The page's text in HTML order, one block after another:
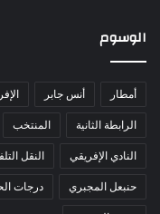
الوسوم
أمطار أنس جابر
الرابطة الثانية المنتخب
النادي الإفريقي النقل
حنبعل المجبري درجات